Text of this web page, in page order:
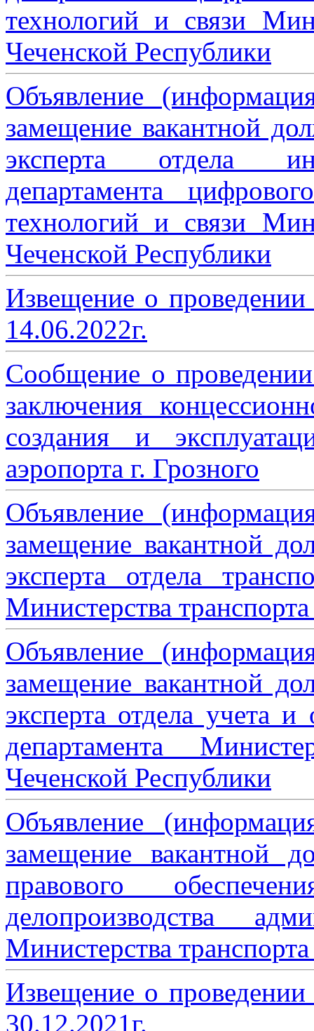
технологий и связи
Чеченской Республики
Объявление
замещение вакантной
эксперта отдела
департамента
технологий и связи
Чеченской Республики
Извещение о
14.06.2022г.
Сообщение о
заключения
создания и
аэропорта г. Грозного
Объявление
замещение вакантной
эксперта отдела
Министерства
Объявление
замещение вакантной
эксперта отдела учета и
департамента
Чеченской Республики
Объявление
замещение вакантной
правового
делопроизводства
Министерства
Извещение о
30.12.2021г.